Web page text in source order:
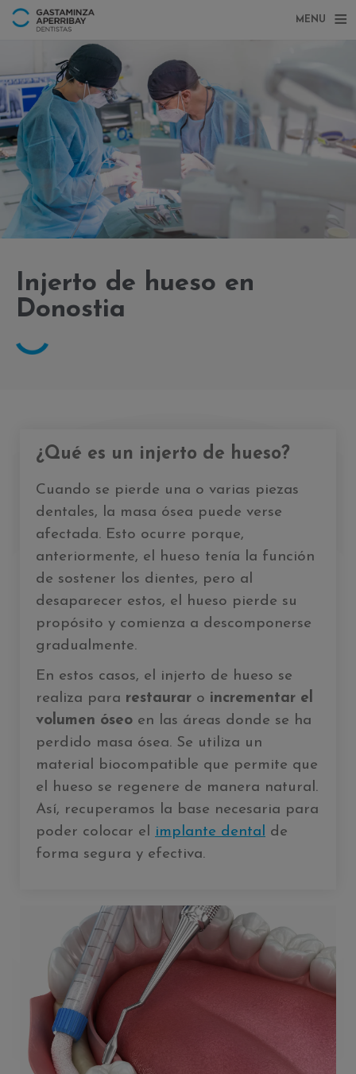
MENU
Injerto de hueso en
Donostia
¿Qué es un injerto de hueso?
Cuando se pierde una o varias piezas
dentales, la masa ósea puede verse
afectada. Esto ocurre porque,
anteriormente, el hueso tenía la función
de sostener los dientes, pero al
desaparecer estos, el hueso pierde su
propósito y comienza a descomponerse
gradualmente.
En estos casos, el injerto de hueso se
realiza para restaurar o incrementar el
volumen óseo en las áreas donde se ha
perdido masa ósea. Se utiliza un
material biocompatible que permite que
el hueso se regenere de manera natural.
Así, recuperamos la base necesaria para
poder colocar el implante dental de
forma segura y efectiva.